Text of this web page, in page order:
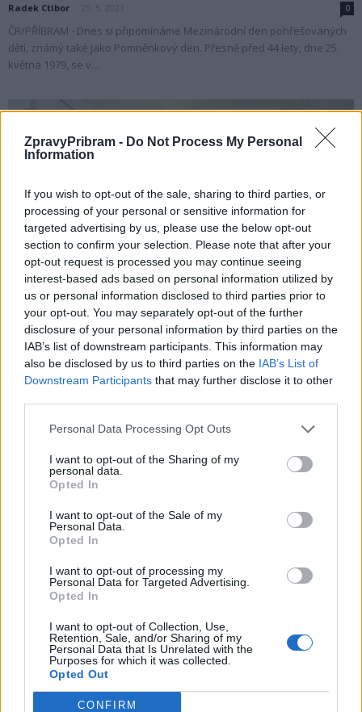
ZpravyPribram - Do Not Process My Personal
Information
If you wish to opt-out of the sale, sharing to third parties, or
processing of your personal or sensitive information for
targeted advertising by us, please use the below opt-out
section to confirm your selection. Please note that after your
opt-out request is processed you may continue seeing
interest-based ads based on personal information utilized by
us or personal information disclosed to third parties prior to
your opt-out. You may separately opt-out of the further
disclosure of your personal information by third parties on the
IAB’s list of downstream participants. This information may
also be disclosed by us to third parties on the IAB’s List of
Downstream Participants that may further disclose it to other
Personal Data Processing Opt Outs
I want to opt-out of the Sharing of my
personal data.
Opted In
I want to opt-out of the Sale of my
Personal Data.
Opted In
I want to opt-out of processing my
Personal Data for Targeted Advertising.
Opted In
I want to opt-out of Collection, Use,
Retention, Sale, and/or Sharing of my
Personal Data that Is Unrelated with the
Purposes for which it was collected.
Opted Out
CONFIRM
Radek Ctibor 0
ČR/PŘÍBRAM - Dnes si připomínáme Mezinárodní den pohřešovaných
dětí, známý také jako Pomněnkový den. Přesně před 44 lety, dne 25.
května 1979, se v...
Zpravodajství
Studentka příbramského gymnázia uspěla
v soutěži Kraje pro bezpečný internet
Radek Ctibor - 24. 5. 2023
PŘÍBRAM/PRAHA - Více než 2 600 žáků a studentů ze středních Čech se
letos zúčastnilo soutěže Kraje pro bezpečný internet, která má za cíl...
Dopravní policie Příbramska zaznamenala 12
Radek Ctibor - 24. 4. 2023
PŘÍBRAMSKO – Příbramští dopravní policisté se v pátek 21. dubna
zúčastnili celorepublikové akce s názvem Speed marathon, která si
klade za cíl zvýšit kontrolu...